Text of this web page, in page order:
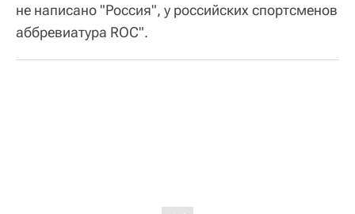
не написано "Россия", у российских спортсменов
аббревиатура ROC".